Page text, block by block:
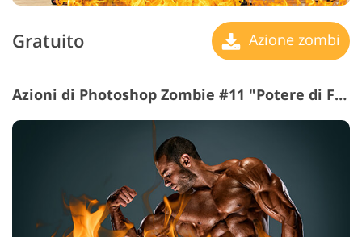
Gratuito Azione zombi
Azioni di Photoshop Zombie #11 "Potere di Fiamme"